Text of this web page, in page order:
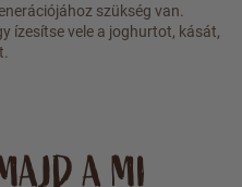
szükség van.
ízesítse vele a joghurtot, kását,
A MI